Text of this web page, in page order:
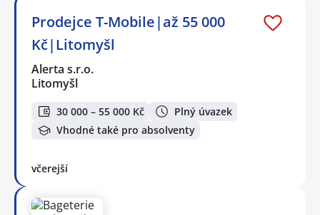
Prodejce T-Mobile|až 55 000
Kč|Litomyšl
Alerta s.r.o.
Litomyšl
30 000 – 55 000 Kč
Plný úvazek
Vhodné také pro absolventy
včerejší